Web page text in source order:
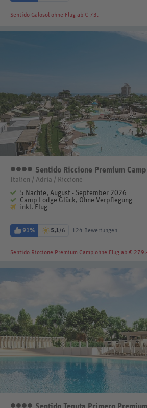
Sentido Galosol ohne Flug ab € 73.-
4 Sterne
Sentido Riccione Premium Camp
Italien / Adria / Riccione
5 Nächte, August - September 2026
Camp Lodge Glück, Ohne Verpflegung
inkl. Flug
91% 5,1/6 124 Bewertungen
Sentido Riccione Premium Camp ohne Flug ab € 279.-
4 Sterne